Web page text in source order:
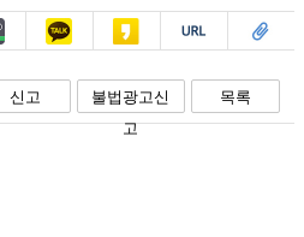
카톡 카스 복사 스크랩
신고
불법광고신
고
목록